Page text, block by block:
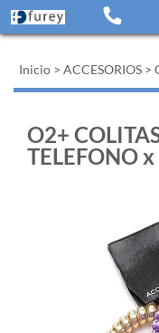
Inicio > ACCESORIOS >
O2+
TELEFONO